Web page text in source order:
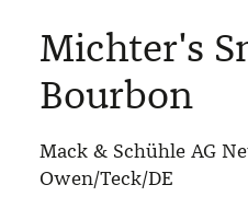
Michter's
Bourbon
Mack & Schühle AG
Owen/Teck/DE